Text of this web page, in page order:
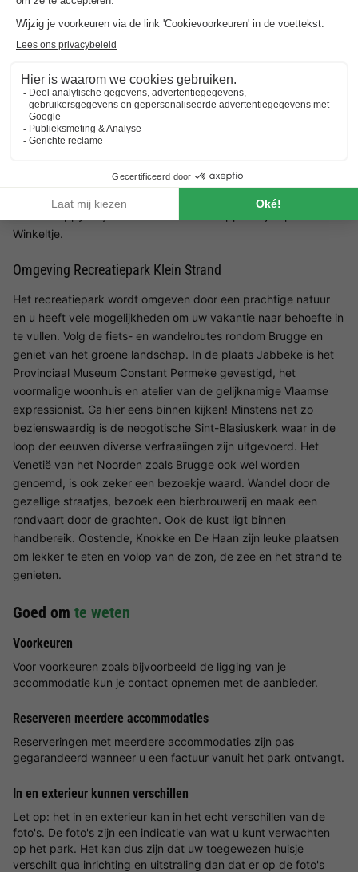
en reuze schommels op het park te vinden. In de
zomervakantie staat het animatieteam dagelijks paraat om
dansen, musicals en playbackshows. Soms kunnen de kids ook
meedoen aan optredens!
Restaurants Recreatiepark Klein Strand
bij Taverne Happy Days. Chinese gerechten? Die vindt u in
Restaurant China Garden. Haal verder een lekkere snack bij
Winkeltje.
Omgeving Recreatiepark Klein Strand
Het recreatiepark wordt omgeven door een prachtige natuur
en u heeft vele mogelijkheden om uw vakantie naar behoefte in
te vullen. Volg de fiets- en wandelroutes rondom Brugge en
geniet van het groene landschap. In de plaats Jabbeke is het
Provinciaal Museum Constant Permeke gevestigd, het
voormalige woonhuis en atelier van de gelijknamige Vlaamse
expressionist. Ga hier eens binnen kijken! Minstens net zo
bezienswaardig is de neogotische Sint-Blasiuskerk waar in de
loop der eeuwen diverse verfraaiingen zijn uitgevoerd. Het
Venetië van het Noorden zoals Brugge ook wel worden
genoemd, is ook zeker een bezoekje waard. Wandel door de
gezellige straatjes, bezoek een bierbrouwerij en maak een
rondvaart door de grachten. Ook de kust ligt binnen
handbereik. Oostende, Knokke en De Haan zijn leuke plaatsen
om lekker te eten en volop van de zon, de zee en het strand te
genieten.
Goed om te weten
Voorkeuren
Voor voorkeuren zoals bijvoorbeeld de ligging van je
accommodatie kun je contact opnemen met de aanbieder.
Reserveren meerdere accommodaties
Reserveringen met meerdere accommodaties zijn pas
gegarandeerd wanneer u een factuur vanuit het park ontvangt.
In en exterieur kunnen verschillen
Let op: het in en exterieur kan in het echt verschillen van de
foto's. De foto's zijn een indicatie van wat u kunt verwachten
op het park. Het kan dus zijn dat uw toegewezen huisje
verschilt qua inrichting en uitstraling dan dat er op de foto's